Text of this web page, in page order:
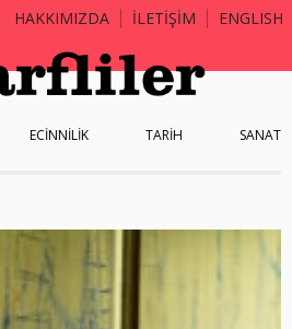
HAKKIMIZDA İLETİŞİM ENGLISH
ECİNNİLİK TARİH SANAT